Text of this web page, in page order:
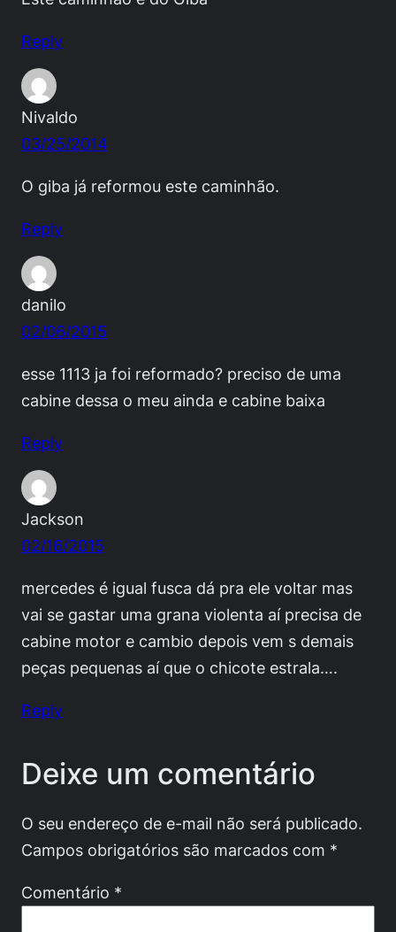
Reply
Nivaldo
03/25/2014
O giba já reformou este caminhão.
Reply
danilo
02/06/2015
esse 1113 ja foi reformado? preciso de uma
cabine dessa o meu ainda e cabine baixa
Reply
Jackson
02/16/2015
mercedes é igual fusca dá pra ele voltar mas
vai se gastar uma grana violenta aí precisa de
cabine motor e cambio depois vem s demais
peças pequenas aí que o chicote estrala….
Reply
Deixe um comentário
O seu endereço de e-mail não será publicado.
Campos obrigatórios são marcados com *
Comentário *